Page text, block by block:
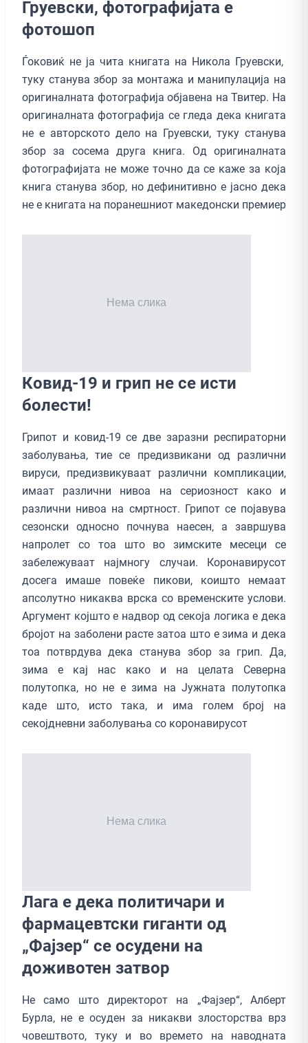
Груевски, фотографијата е
фотошоп
Ѓоковиќ не ја чита книгата на Никола Груевски,
туку станува збор за монтажа и манипулација на
оригиналната фотографија објавена на Твитер. На
оригиналната фотографија се гледа дека книгата
не е авторското дело на Груевски, туку станува
збор за сосема друга книга. Од оригиналната
фотографијата не може точно да се каже за која
книга станува збор, но дефинитивно е јасно дека
не е книгата на поранешниот македонски премиер
Ковид-19 и грип не се исти
болести!
Грипот и ковид-19 се две заразни респираторни
заболувања, тие се предизвикани од различни
вируси, предизвикуваат различни компликации,
имаат различни нивоа на сериозност како и
различни нивоа на смртност. Грипот се појавува
сезонски односно почнува наесен, а завршува
напролет со тоа што во зимските месеци се
забележуваат најмногу случаи. Коронавирусот
досега имаше повеќе пикови, коишто немаат
апсолутно никаква врска со временските услови.
Аргумент којшто е надвор од секоја логика е дека
бројот на заболени расте затоа што е зима и дека
тоа потврдува дека станува збор за грип. Да,
зима е кај нас како и на целата Северна
полутопка, но не е зима на Јужната полутопка
каде што, исто така, и има голем број на
секојдневни заболувања со коронавирусот
Лага е дека политичари и
фармацевтски гиганти од
„Фајзер“ се осудени на
доживотен затвор
Не само што директорот на „Фајзер“, Алберт
Бурла, не е осуден за никакви злосторства врз
човештвото, туку и во времето на наводната